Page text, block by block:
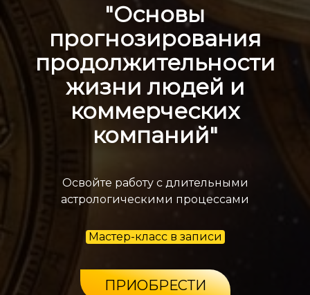
"Основы
прогнозирования
продолжительности
жизни людей и
коммерческих
компаний"
Освойте работу с длительными
астрологическими процессами
Мастер-класс в записи
ПРИОБРЕСТИ